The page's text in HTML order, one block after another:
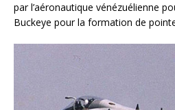
par l’aéronautique vénézuélienne
Buckeye pour la formation de